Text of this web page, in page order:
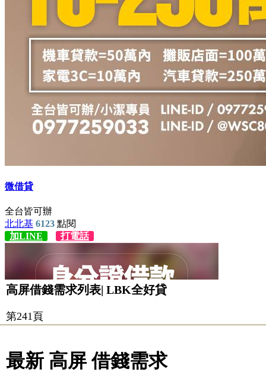
高屏借錢需求列表| LBK全好貸
第241頁
最新 高屏 借錢需求